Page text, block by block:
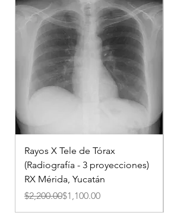
Rayos X Tele de Tórax
(Radiografía - 3 proyecciones)
RX Mérida, Yucatán
Precio
$2,200.00
Precio de oferta
$1,100.00